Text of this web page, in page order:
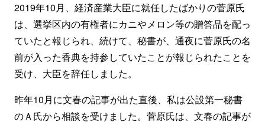
2019年10月、経済産業大臣に就任したばかりの菅原氏
は、選挙区内の有権者にカニやメロン等の贈答品を配っ
ていたと報じられ、続けて、秘書が、通夜に菅原氏の名
前が入った香典を持参していたことが報じられたことを
受け、大臣を辞任しました。
昨年10月に文春の記事が出た直後、私は公設第一秘書
のＡ氏から相談を受けました。菅原氏は、文春の記事が